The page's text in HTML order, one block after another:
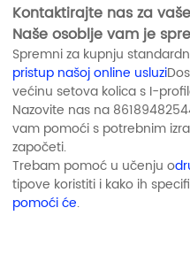
Kontaktirajte nas za
Naše osoblje vam je
Spremni za kupnju
pristup našoj online usluzi
većinu setova kolica s I-
Nazovite nas na
vam pomoći s potrebnim
započeti.
Trebam pomoć u učenju o
tipove koristiti i kako ih
pomoći će.